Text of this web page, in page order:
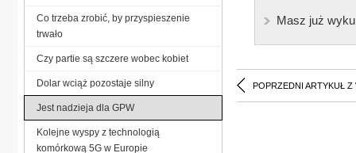
Masz już
POPRZEDNI ARTYKUŁ Z
Co trzeba zrobić, by przyspieszenie
trwało
Czy partie są szczere wobec kobiet
Dolar wciąż pozostaje silny
Jest nadzieja dla GPW
Kolejne wyspy z technologią
komórkową 5G w Europie